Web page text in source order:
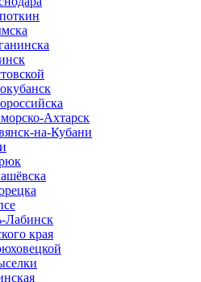
Ахтарск
на-Кубани
Лабинск
края